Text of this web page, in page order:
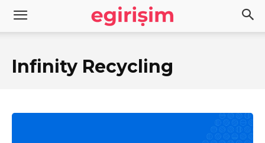
Infinity Recycling